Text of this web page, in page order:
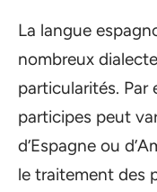
La langue
nombreux
particularités. Par
participes peut
d’Espagne ou
le traitement des